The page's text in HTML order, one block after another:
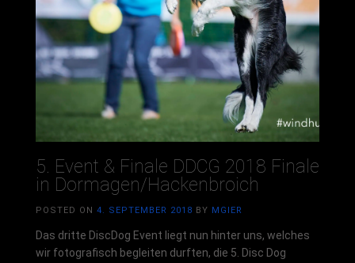
5. Event & Finale DDCG 2018 Finale
in Dormagen/Hackenbroich
POSTED ON 4. SEPTEMBER 2018 BY MGIER
Das dritte DiscDog Event liegt nun hinter uns, welches
wir fotografisch begleiten durften, die 5. Disc Dog